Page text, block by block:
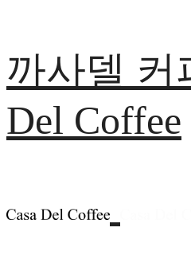
까사델 커
Del Coffee